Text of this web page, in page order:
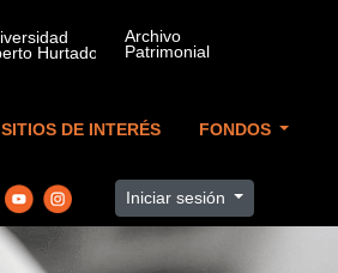
SITIOS DE INTERÉS FONDOS
Iniciar sesión